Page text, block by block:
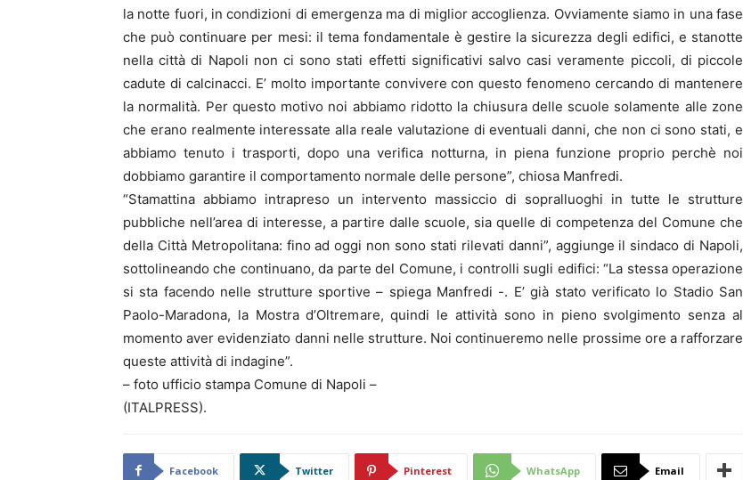
la notte fuori, in condizioni di emergenza ma di miglior accoglienza. Ovviamente siamo in una fase
che può continuare per mesi: il tema fondamentale è gestire la sicurezza degli edifici, e stanotte
nella città di Napoli non ci sono stati effetti significativi salvo casi veramente piccoli, di piccole
cadute di calcinacci. E’ molto importante convivere con questo fenomeno cercando di mantenere
la normalità. Per questo motivo noi abbiamo ridotto la chiusura delle scuole solamente alle zone
che erano realmente interessate alla reale valutazione di eventuali danni, che non ci sono stati, e
abbiamo tenuto i trasporti, dopo una verifica notturna, in piena funzione proprio perchè noi
dobbiamo garantire il comportamento normale delle persone”, chiosa Manfredi.
“Stamattina abbiamo intrapreso un intervento massiccio di sopralluoghi in tutte le strutture
pubbliche nell’area di interesse, a partire dalle scuole, sia quelle di competenza del Comune che
della Città Metropolitana: fino ad oggi non sono stati rilevati danni”, aggiunge il sindaco di Napoli,
sottolineando che continuano, da parte del Comune, i controlli sugli edifici: “La stessa operazione
si sta facendo nelle strutture sportive – spiega Manfredi -. E’ già stato verificato lo Stadio San
Paolo-Maradona, la Mostra d’Oltremare, quindi le attività sono in pieno svolgimento senza al
momento aver evidenziato danni nelle strutture. Noi continueremo nelle prossime ore a rafforzare
queste attività di indagine”.
– foto ufficio stampa Comune di Napoli –
(ITALPRESS).
Facebook Twitter Pinterest WhatsApp Email